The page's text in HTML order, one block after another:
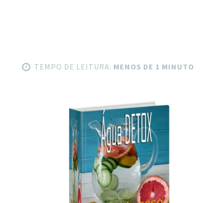
TEMPO DE LEITURA: MENOS DE 1 MINUTO